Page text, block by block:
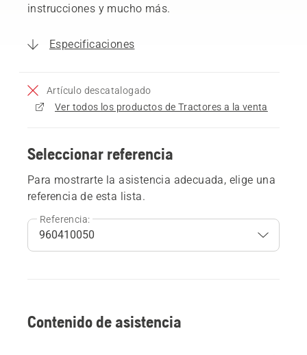
instrucciones y mucho más.
Especificaciones
Artículo descatalogado
Ver todos los productos de Tractores a la venta
Seleccionar referencia
Para mostrarte la asistencia adecuada, elige una
referencia de esta lista.
Referencia:
Contenido de asistencia